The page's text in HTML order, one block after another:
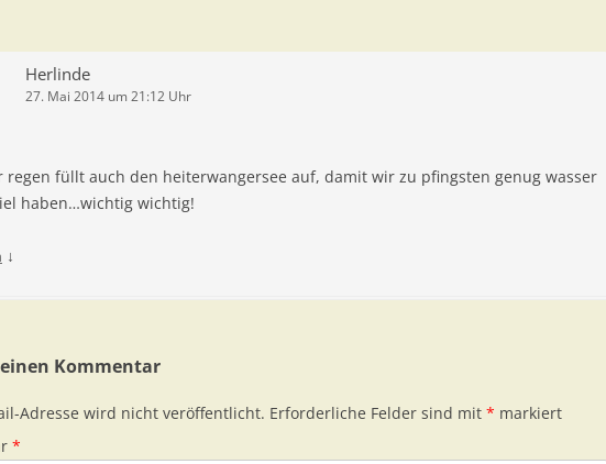
Herlinde
27. Mai 2014 um 21:12 Uhr
füllt auch den heiterwangersee auf, damit wir zu pfingsten genug wasser
haben…wichtig wichtig!
↓
Kommentar
Adresse wird nicht veröffentlicht. Erforderliche Felder sind mit * markiert
*